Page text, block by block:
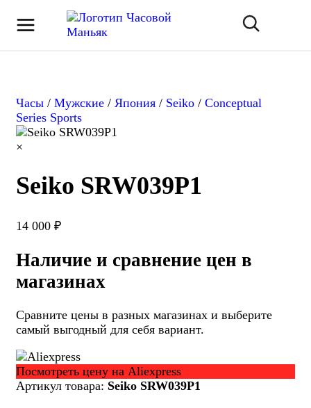
Часы / Мужские / Япония / Seiko / Conceptual
Series Sports
×
Seiko SRW039P1
14 000 ₽
Наличие и сравнение цен в
магазинах
Сравните цены в разных магазинах и выберите
самый выгодный для себя вариант.
Посмотреть цену на Aliexpress
Артикул товара: Seiko SRW039P1